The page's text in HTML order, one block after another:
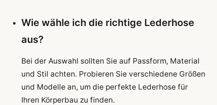
Wie wähle ich die richtige Lederhose
aus?
Bei der Auswahl sollten Sie auf Passform, Material
und Stil achten. Probieren Sie verschiedene Größen
und Modelle an, um die perfekte Lederhose für
Ihren Körperbau zu finden.